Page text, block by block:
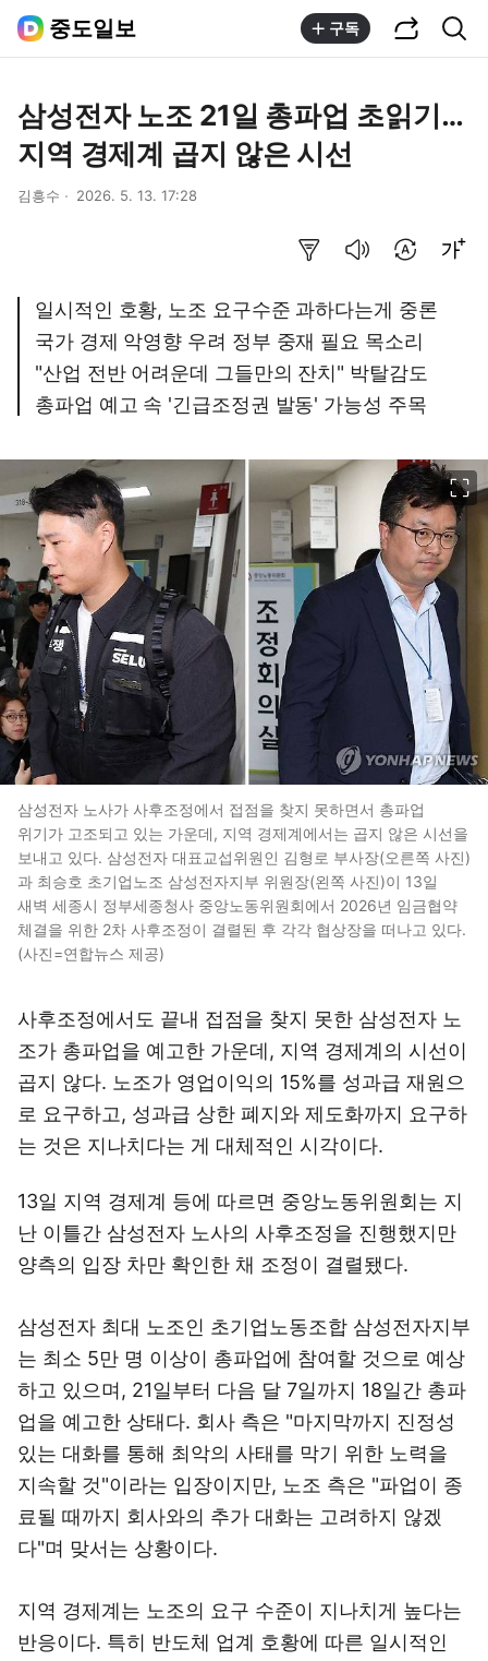
중도일보 구독
삼성전자 노조 21일 총파업 초읽기…
지역 경제계 곱지 않은 시선
김흥수 2026. 5. 13. 17:28
일시적인 호황, 노조 요구수준 과하다는게 중론
국가 경제 악영향 우려 정부 중재 필요 목소리
"산업 전반 어려운데 그들만의 잔치" 박탈감도
총파업 예고 속 '긴급조정권 발동' 가능성 주목
삼성전자 노사가 사후조정에서 접점을 찾지 못하면서 총파업
위기가 고조되고 있는 가운데, 지역 경제계에서는 곱지 않은 시선을
보내고 있다. 삼성전자 대표교섭위원인 김형로 부사장(오른쪽 사진)
과 최승호 초기업노조 삼성전자지부 위원장(왼쪽 사진)이 13일
새벽 세종시 정부세종청사 중앙노동위원회에서 2026년 임금협약
체결을 위한 2차 사후조정이 결렬된 후 각각 협상장을 떠나고 있다.
(사진=연합뉴스 제공)
사후조정에서도 끝내 접점을 찾지 못한 삼성전자 노
조가 총파업을 예고한 가운데, 지역 경제계의 시선이
곱지 않다. 노조가 영업이익의 15%를 성과급 재원으
로 요구하고, 성과급 상한 폐지와 제도화까지 요구하
는 것은 지나치다는 게 대체적인 시각이다.
13일 지역 경제계 등에 따르면 중앙노동위원회는 지
난 이틀간 삼성전자 노사의 사후조정을 진행했지만
양측의 입장 차만 확인한 채 조정이 결렬됐다.
삼성전자 최대 노조인 초기업노동조합 삼성전자지부
는 최소 5만 명 이상이 총파업에 참여할 것으로 예상
하고 있으며, 21일부터 다음 달 7일까지 18일간 총파
업을 예고한 상태다. 회사 측은 "마지막까지 진정성
있는 대화를 통해 최악의 사태를 막기 위한 노력을
지속할 것"이라는 입장이지만, 노조 측은 "파업이 종
료될 때까지 회사와의 추가 대화는 고려하지 않겠
다"며 맞서는 상황이다.
지역 경제계는 노조의 요구 수준이 지나치게 높다는
반응이다. 특히 반도체 업계 호황에 따른 일시적인